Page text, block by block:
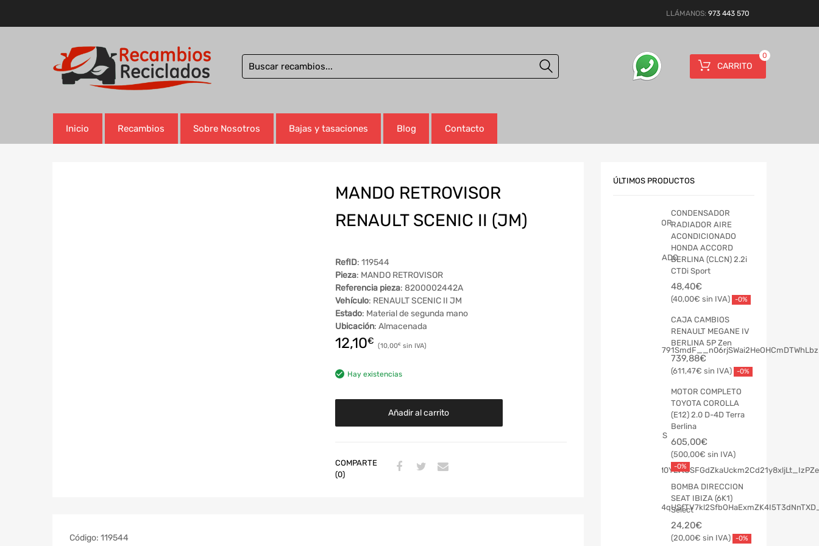
LLÁMANOS: 973 443 570
CARRITO
0
Inicio Recambios Sobre Nosotros Bajas y tasaciones Blog Contacto
MANDO RETROVISOR
RENAULT SCENIC II (JM)
RefID: 119544
Pieza: MANDO RETROVISOR
Referencia pieza: 8200002442A
Vehículo: RENAULT SCENIC II JM
Estado: Material de segunda mano
Ubicación: Almacenada
12,10€ 10,00€
Hay existencias
Añadir al carrito
COMPARTE
(0)
Código: 119544
ÚLTIMOS PRODUCTOS
CONDENSADOR
RADIADOR AIRE
ACONDICIONADO
HONDA ACCORD
BERLINA (CLCN) 2.2i
CTDi Sport
48,40€
40,00€ -0%
CAJA CAMBIOS
RENAULT MEGANE IV
BERLINA 5P Zen
739,88€
611,47€ -0%
MOTOR COMPLETO
TOYOTA COROLLA
(E12) 2.0 D-4D Terra
Berlina
605,00€
500,00€
-0%
BOMBA DIRECCION
SEAT IBIZA (6K1)
Select
24,20€
20,00€ -0%